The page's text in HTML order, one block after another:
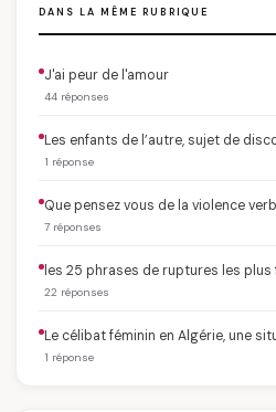
DANS LA MÊME RUBRIQUE
J'ai peur de l'amour
44 réponses
Les enfants de l’autre, sujet de
1 réponse
Que pensez vous de la violence
7 réponses
les 25 phrases de ruptures les
22 réponses
Le célibat féminin en Algérie, une
1 réponse